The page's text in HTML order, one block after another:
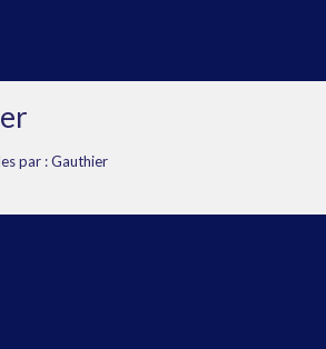
par : Gauthier